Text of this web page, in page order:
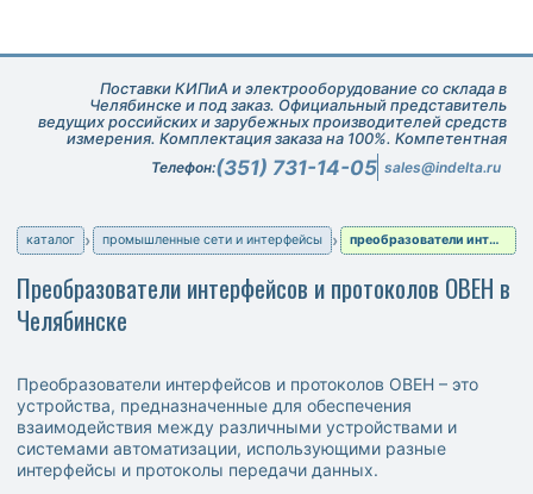
Поставки КИПиА и электрооборудование со склада в
Челябинске и под заказ. Официальный представитель
ведущих российских и зарубежных производителей средств
измерения. Комплектация заказа на 100%. Компетентная
техническая поддержка при подборе оборудования.
Телефон:(351) 731-14-05 sales@indelta.ru
каталог промышленные сети и интерфейсы преобразователи интерфейсов и протоколов
Преобразователи интерфейсов и протоколов ОВЕН в
Челябинске
Преобразователи интерфейсов и протоколов ОВЕН – это
устройства, предназначенные для обеспечения
взаимодействия между различными устройствами и
системами автоматизации, использующими разные
интерфейсы и протоколы передачи данных.